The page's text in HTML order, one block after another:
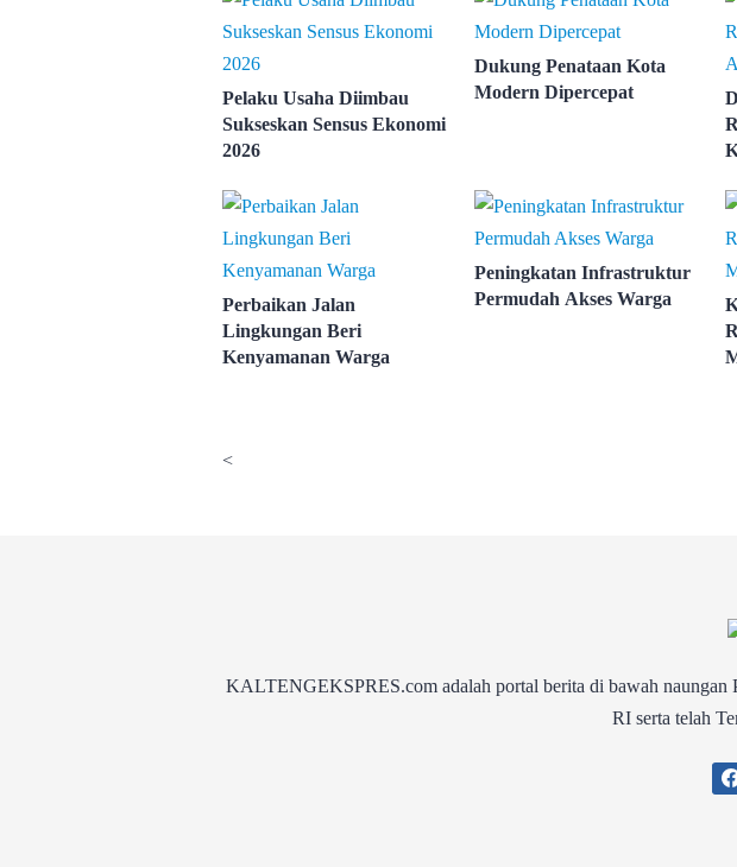
Pelaku Usaha Diimbau
Sukseskan Sensus Ekonomi
2026
Dukung Penataan Kota
Modern Dipercepat
Perbaikan Jalan
Lingkungan Beri
Kenyamanan Warga
Peningkatan Infrastruktur
Permudah Akses Warga
<
KALTENGEKSPRES.com adalah portal berita di bawah
RI serta telah